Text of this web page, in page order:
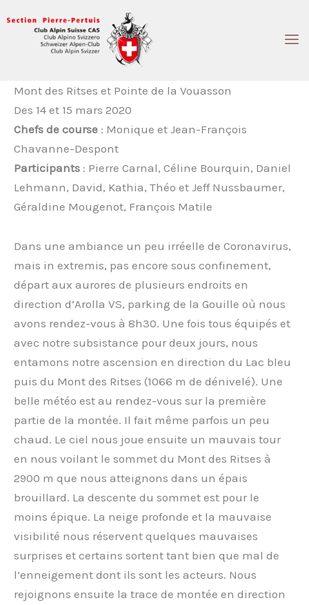
contenu
Mont des Ritses et Pointe de la Vouasson
Des 14 et 15 mars 2020
Chefs de course : Monique et Jean-François
Chavanne-Despont
Participants : Pierre Carnal, Céline Bourquin, Daniel
Lehmann, David, Kathia, Théo et Jeff Nussbaumer,
Géraldine Mougenot, François Matile
Dans une ambiance un peu irréelle de Coronavirus,
mais in extremis, pas encore sous confinement,
départ aux aurores de plusieurs endroits en
direction d’Arolla VS, parking de la Gouille où nous
avons rendez-vous à 8h30. Une fois tous équipés et
avec notre subsistance pour deux jours, nous
entamons notre ascension en direction du Lac bleu
puis du Mont des Ritses (1066 m de dénivelé). Une
belle météo est au rendez-vous sur la première
partie de la montée. Il fait même parfois un peu
chaud. Le ciel nous joue ensuite un mauvais tour
en nous voilant le sommet du Mont des Ritses à
2900 m que nous atteignons dans un épais
brouillard. La descente du sommet est pour le
moins épique. La neige profonde et la mauvaise
visibilité nous réservent quelques mauvaises
surprises et certains sortent tant bien que mal de
l’enneigement dont ils sont les acteurs. Nous
rejoignons ensuite la trace de montée en direction